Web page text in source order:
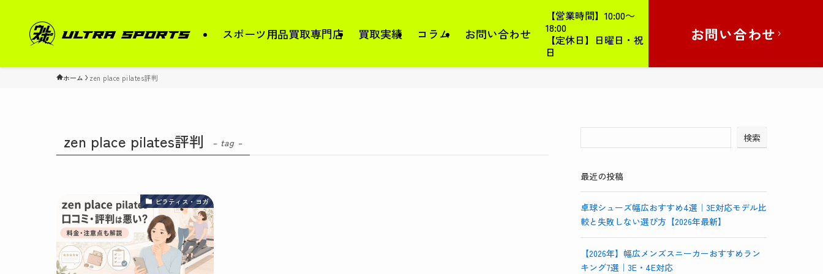
スポーツ用品買取専門店 買取実績 コラム お問い合わせ
【営業時間】10:00～
18:00
【定休日】日曜日・祝
日
お問い合わせ
ホーム zen place pilates評判
zen place pilates評判 – tag –
ピラティス・ヨガ
検索
最近の投稿
卓球シューズ幅広おすすめ4選｜3E対応モデル比
較と失敗しない選び方【2026年最新】
【2026年】幅広メンズスニーカーおすすめラン
キング7選｜3E・4E対応